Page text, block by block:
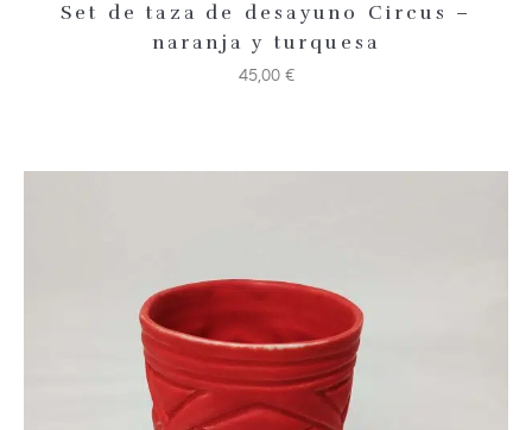
Set de taza de desayuno Circus –
naranja y turquesa
45,00 €